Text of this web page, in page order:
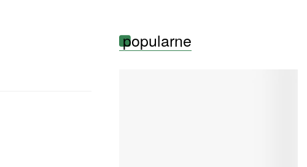
popularne